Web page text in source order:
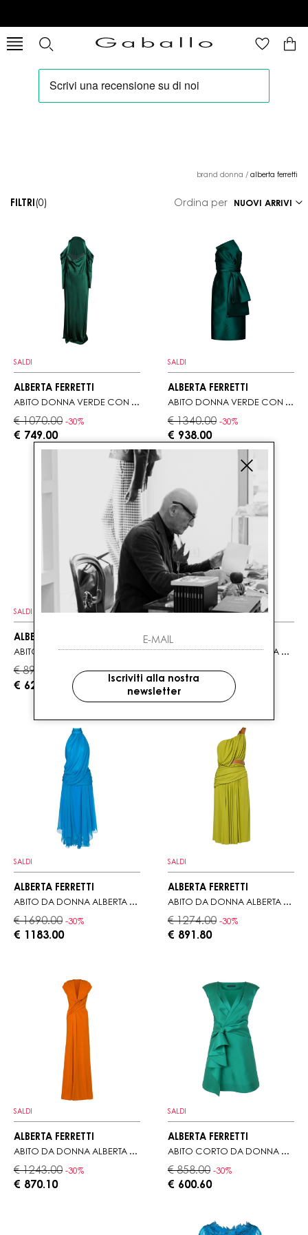
brand donna / alberta ferretti
FILTRI (0) Ordina per
SALDI
ALBERTA FERRETTI
ABITO DONNA VERDE CON SCOLLO DRAPPEGGIATO
€ 1070.00 -30%
€ 749.00
SALDI
ALBERTA FERRETTI
ABITO DONNA VERDE CON VOLANT E DRAPPEGGI
€ 1340.00 -30%
€ 938.00
SALDI
ALBERTA FERRETTI
€ 897.00
€ 627.90
SALDI
ALBERTA FERRETTI
ABITO CORTO DA DONNA A MANTELLA ALBERTA FERRETTI BLU ELETTRICO
€ 897.00 -30%
€ 627.90
SALDI
ALBERTA FERRETTI
ABITO DA DONNA ALBERTA FERRETTI IN CHIFFON DI SETA
€ 1690.00 -30%
€ 1183.00
SALDI
ALBERTA FERRETTI
ABITO DA DONNA ALBERTA FERRETTI MONOSPALLA
€ 1274.00 -30%
€ 891.80
SALDI
ALBERTA FERRETTI
ABITO DA DONNA ALBERTA FERRETTI CON CAPPUCCIO
€ 1243.00 -30%
€ 870.10
SALDI
ALBERTA FERRETTI
ABITO CORTO DA DONNA ALBERTA FERRETTI VERDE ACQUA
€ 858.00 -30%
€ 600.60
Iscriviti alla nostra
newsletter